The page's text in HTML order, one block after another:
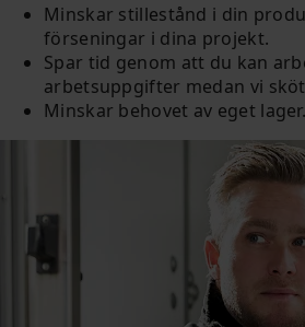
Minskar stillestånd i din
förseningar i dina projekt.
Spar tid genom att du kan
arbetsuppgifter medan vi
Minskar behovet av eget lager.